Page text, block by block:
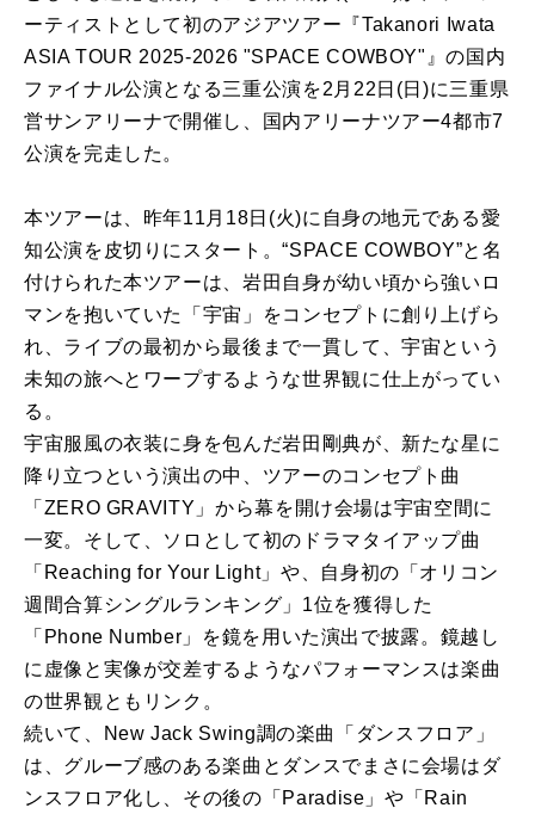
ーティストとして初のアジアツアー『Takanori Iwata
ASIA TOUR 2025-2026 "SPACE COWBOY"』の国内
ファイナル公演となる三重公演を2月22日(日)に三重県
営サンアリーナで開催し、国内アリーナツアー4都市7
公演を完走した。
本ツアーは、昨年11月18日(火)に自身の地元である愛
知公演を皮切りにスタート。“SPACE COWBOY”と名
付けられた本ツアーは、岩田自身が幼い頃から強いロ
マンを抱いていた「宇宙」をコンセプトに創り上げら
れ、ライブの最初から最後まで一貫して、宇宙という
未知の旅へとワープするような世界観に仕上がってい
る。
宇宙服風の衣装に身を包んだ岩田剛典が、新たな星に
降り立つという演出の中、ツアーのコンセプト曲
「ZERO GRAVITY」から幕を開け会場は宇宙空間に
一変。そして、ソロとして初のドラマタイアップ曲
「Reaching for Your Light」や、自身初の「オリコン
週間合算シングルランキング」1位を獲得した
「Phone Number」を鏡を用いた演出で披露。鏡越し
に虚像と実像が交差するようなパフォーマンスは楽曲
の世界観ともリンク。
続いて、New Jack Swing調の楽曲「ダンスフロア」
は、グルーブ感のある楽曲とダンスでまさに会場はダ
ンスフロア化し、その後の「Paradise」や「Rain